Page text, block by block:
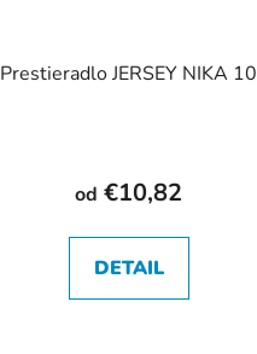
Prestieradlo JERSEY NIKA 10
od €10,82
DETAIL